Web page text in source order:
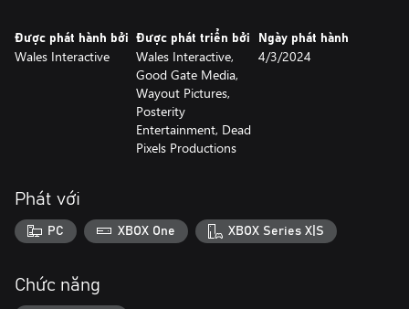
Được phát hành bởi
Wales Interactive
Được phát triển bởi
Wales Interactive,
Good Gate Media,
Wayout Pictures,
Posterity
Entertainment, Dead
Pixels Productions
Ngày phát hành
4/3/2024
Phát với
PC XBOX One XBOX Series X|S
Chức năng